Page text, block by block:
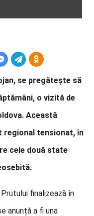
se pregătește să
o vizită de
Această
regional tensionat, în
cele două state
finalizează în
anunță a fi una